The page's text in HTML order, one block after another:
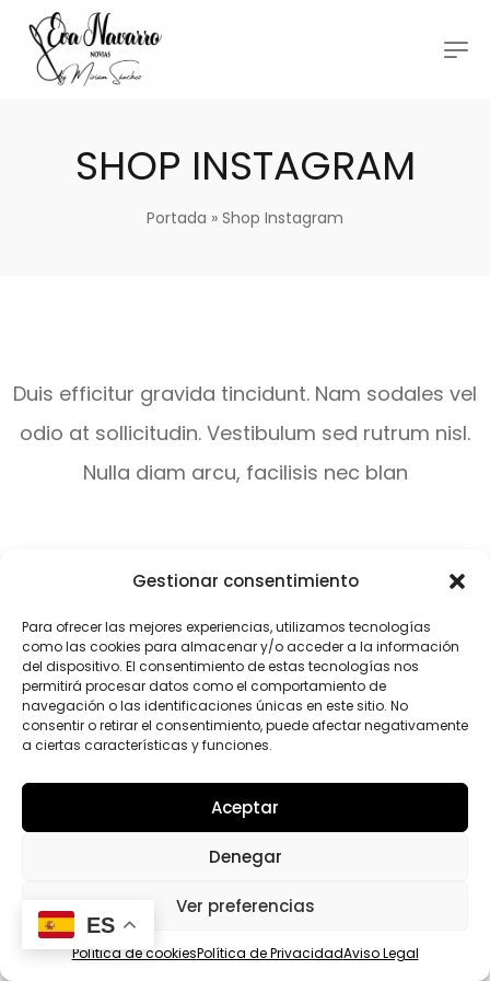
Gestionar consentimiento
Para ofrecer las mejores experiencias, utilizamos tecnologías
como las cookies para almacenar y/o acceder a la información
del dispositivo. El consentimiento de estas tecnologías nos
permitirá procesar datos como el comportamiento de
navegación o las identificaciones únicas en este sitio. No
consentir o retirar el consentimiento, puede afectar negativamente
a ciertas características y funciones.
Aceptar
Denegar
Ver preferencias
Política de cookiesPolítica de PrivacidadAviso Legal
SHOP INSTAGRAM
Portada » Shop Instagram
Duis efficitur gravida tincidunt. Nam sodales vel
odio at sollicitudin. Vestibulum sed rutrum nisl.
Nulla diam arcu, facilisis nec blan
View more in our Instagram Shop
ES